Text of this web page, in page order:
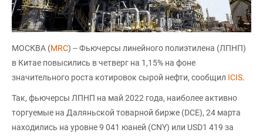
МОСКВА (MRC) -- Фьючерсы линейного полиэтилена (ЛПНП)
в Китае повысились в четверг на 1,15% на фоне
значительного роста котировок сырой нефти, сообщил ICIS.
Так, фьючерсы ЛПНП на май 2022 года, наиболее активно
торгуемые на Даляньской товарной бирже (DCE), 24 марта
находились на уровне 9 041 юаней (CNY) или USD1 419 за